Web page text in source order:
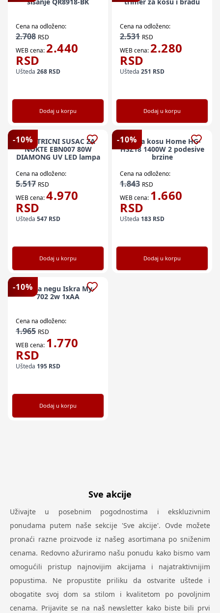
Cena na odloženo:
2.708 RSD
WEB cena: 2.440
RSD
Ušteda 268 RSD
Dodaj u korpu
Cena na odloženo:
2.531 RSD
WEB cena: 2.280
RSD
Ušteda 251 RSD
Dodaj u korpu
-10%
ELEKTRICNI SUSAC ZA
NOKTE EBN007 80W
DIAMONG UV LED lampa
Cena na odloženo:
5.517 RSD
WEB cena:4.970
RSD
Ušteda 547 RSD
Dodaj u korpu
-10%
Fen za kosu Home HG-
HSZ18 1400W 2 podesive
brzine
Cena na odloženo:
1.843 RSD
WEB cena: 1.660
RSD
Ušteda 183 RSD
Dodaj u korpu
-10%
Set Za negu Iskra My-
702 2w 1xAA
Cena na odloženo:
1.965 RSD
WEB cena: 1.770
RSD
Ušteda 195 RSD
Dodaj u korpu
Sve akcije
Uživajte u posebnim pogodnostima i ekskluzivnim
ponudama putem naše sekcije 'Sve akcije'. Ovde možete
pronaći razne proizvode iz našeg asortimana po sniženim
cenama. Redovno ažuriramo našu ponudu kako bismo vam
omogućili pristup najnovijim akcijama i najatraktivnijim
popustima. Ne propustite priliku da ostvarite uštede i
obogatite svoj dom sa stilom i kvalitetom po povoljnim
cenama. Prijavite se na naš newsletter kako biste bili prvi